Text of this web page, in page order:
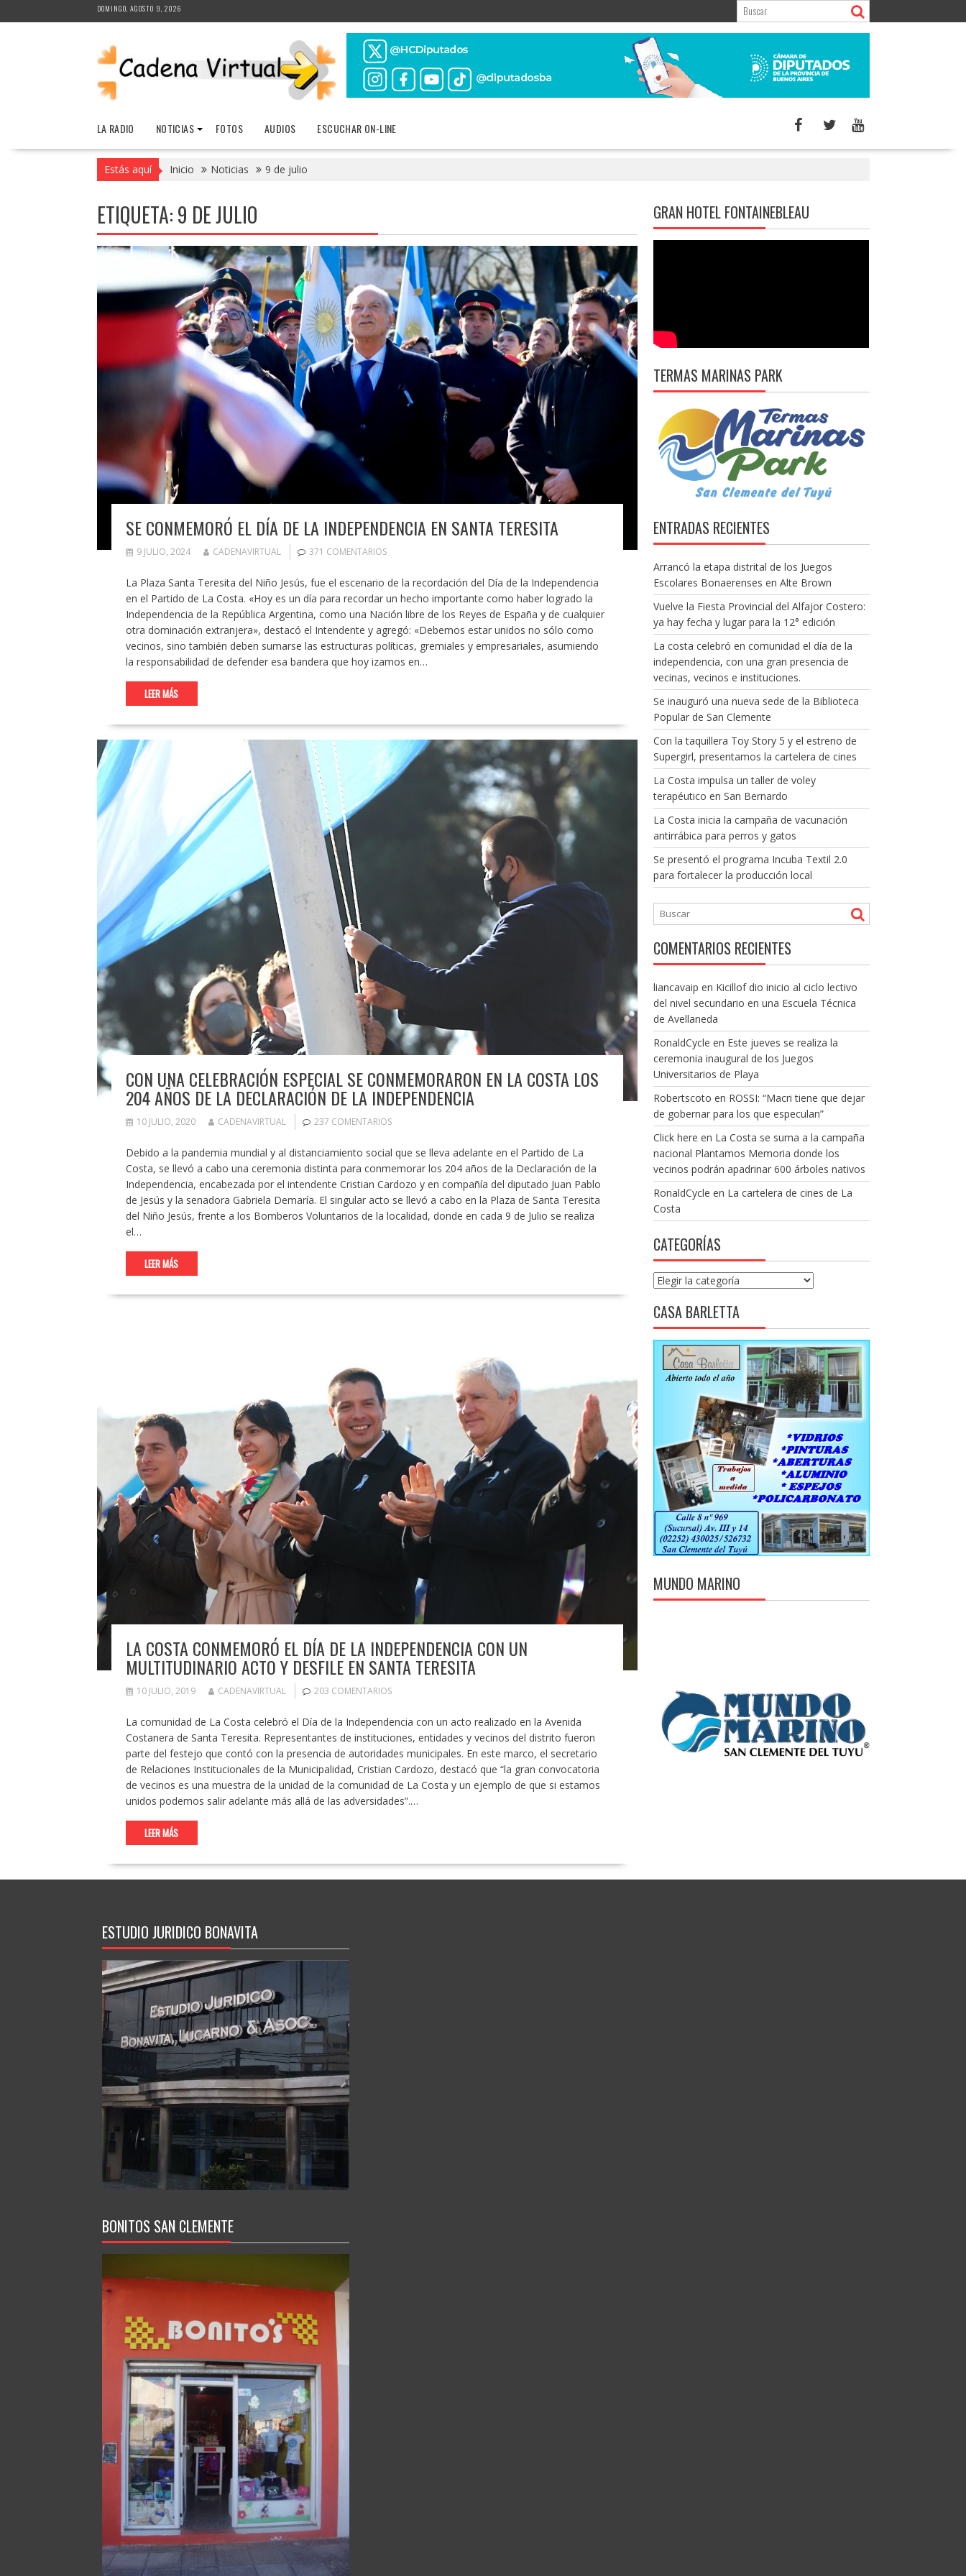
al
DOMINGO, AGOSTO 9, 2026
LA RADIO NOTICIAS FOTOS AUDIOS ESCUCHAR ON-LINE
Estás aquí Inicio Noticias 9 de julio
ETIQUETA:9 DE JULIO
SE CONMEMORÓ EL DÍA DE LA INDEPENDENCIA EN SANTA TERESITA
9 JULIO, 2024 CADENAVIRTUAL 371 COMENTARIOS
La Plaza Santa Teresita del Niño Jesús, fue el escenario de la recordación del Día de la Independencia
en el Partido de La Costa. «Hoy es un día para recordar un hecho importante como haber logrado la
Independencia de la República Argentina, como una Nación libre de los Reyes de España y de cualquier
otra dominación extranjera», destacó el Intendente y agregó: «Debemos estar unidos no sólo como
vecinos, sino también deben sumarse las estructuras políticas, gremiales y empresariales, asumiendo
la responsabilidad de defender esa bandera que hoy izamos en…
LEER MÁS
CON UNA CELEBRACIÓN ESPECIAL SE CONMEMORARON EN LA COSTA LOS
204 AÑOS DE LA DECLARACIÓN DE LA INDEPENDENCIA
10 JULIO, 2020 CADENAVIRTUAL 237 COMENTARIOS
Debido a la pandemia mundial y al distanciamiento social que se lleva adelante en el Partido de La
Costa, se llevó a cabo una ceremonia distinta para conmemorar los 204 años de la Declaración de la
Independencia, encabezada por el intendente Cristian Cardozo y en compañía del diputado Juan Pablo
de Jesús y la senadora Gabriela Demaría. El singular acto se llevó a cabo en la Plaza de Santa Teresita
del Niño Jesús, frente a los Bomberos Voluntarios de la localidad, donde en cada 9 de Julio se realiza
el…
LEER MÁS
LA COSTA CONMEMORÓ EL DÍA DE LA INDEPENDENCIA CON UN
MULTITUDINARIO ACTO Y DESFILE EN SANTA TERESITA
10 JULIO, 2019 CADENAVIRTUAL 203 COMENTARIOS
La comunidad de La Costa celebró el Día de la Independencia con un acto realizado en la Avenida
Costanera de Santa Teresita. Representantes de instituciones, entidades y vecinos del distrito fueron
parte del festejo que contó con la presencia de autoridades municipales. En este marco, el secretario
de Relaciones Institucionales de la Municipalidad, Cristian Cardozo, destacó que “la gran convocatoria
de vecinos es una muestra de la unidad de la comunidad de La Costa y un ejemplo de que si estamos
unidos podemos salir adelante más allá de las adversidades”.…
LEER MÁS
GRAN HOTEL FONTAINEBLEAU
TERMAS MARINAS PARK
ENTRADAS RECIENTES
Arrancó la etapa distrital de los Juegos
Escolares Bonaerenses en Alte Brown
Vuelve la Fiesta Provincial del Alfajor Costero:
ya hay fecha y lugar para la 12° edición
La costa celebró en comunidad el día de la
independencia, con una gran presencia de
vecinas, vecinos e instituciones.
Se inauguró una nueva sede de la Biblioteca
Popular de San Clemente
Con la taquillera Toy Story 5 y el estreno de
Supergirl, presentamos la cartelera de cines
La Costa impulsa un taller de voley
terapéutico en San Bernardo
La Costa inicia la campaña de vacunación
antirrábica para perros y gatos
Se presentó el programa Incuba Textil 2.0
para fortalecer la producción local
COMENTARIOS RECIENTES
liancavaip en Kicillof dio inicio al ciclo lectivo
del nivel secundario en una Escuela Técnica
de Avellaneda
RonaldCycle en Este jueves se realiza la
ceremonia inaugural de los Juegos
Universitarios de Playa
Robertscoto en ROSSI: “Macri tiene que dejar
de gobernar para los que especulan”
Click here en La Costa se suma a la campaña
nacional Plantamos Memoria donde los
vecinos podrán apadrinar 600 árboles nativos
RonaldCycle en La cartelera de cines de La
Costa
CATEGORÍAS
Categorías
CASA BARLETTA
MUNDO MARINO
ESTUDIO JURIDICO BONAVITA
BONITOS SAN CLEMENTE